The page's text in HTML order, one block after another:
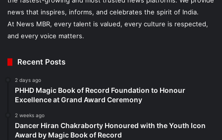
news that inspires, informs, and celebrates the spirit of India.
At News MBR, every talent is valued, every culture is respected,
and every voice matters.
Recent Posts
2 days ago
PHHD Magic Book of Record Foundation to Honour
Excellence at Grand Award Ceremony
2 weeks ago
Dancer Hiran Chakraborty Honoured with the Youth Icon
Award by Magic Book of Record